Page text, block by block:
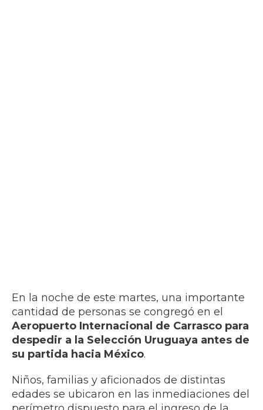
En la noche de este martes, una importante
cantidad de personas se congregó en el
Aeropuerto Internacional de Carrasco para
despedir a la Selección Uruguaya antes de
su partida hacia México.
Niños, familias y aficionados de distintas
edades se ubicaron en las inmediaciones del